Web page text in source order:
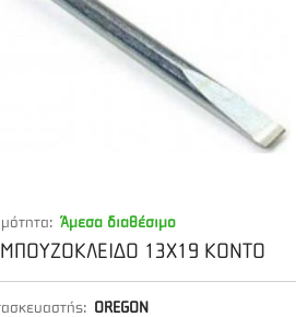
Άμεσα διαθέσιμο
ΜΠΟΥΖΟΚΛΕΙΔΟ 13Χ19 ΚΟΝΤΟ
OREGON